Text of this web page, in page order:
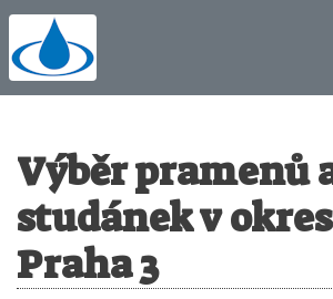
Výběr pramenů
studánek v
Praha 3